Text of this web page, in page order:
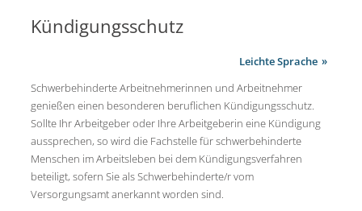
Kündigungsschutz
Leichte Sprache
Schwerbehinderte Arbeitnehmerinnen und Arbeitnehmer
genießen einen besonderen beruflichen Kündigungsschutz.
Sollte Ihr Arbeitgeber oder Ihre Arbeitgeberin eine Kündigung
aussprechen, so wird die Fachstelle für schwerbehinderte
Menschen im Arbeitsleben bei dem Kündigungsverfahren
beteiligt, sofern Sie als Schwerbehinderte/r vom
Versorgungsamt anerkannt worden sind.